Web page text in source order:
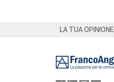
LA TUA OPINIONE